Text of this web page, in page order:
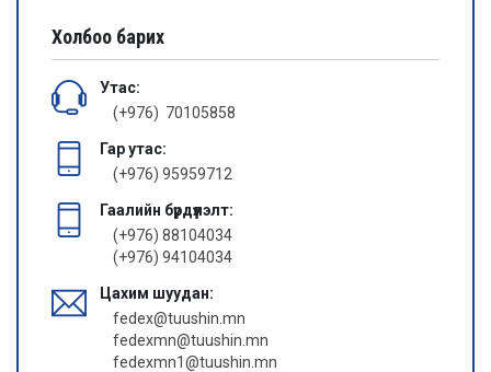
Холбоо барих
Утас:
(+976) 70105858
Гар утас:
(+976) 95959712
Гаалийн бүрдүүлэлт:
(+976) 88104034
(+976) 94104034
Цахим шуудан:
fedex@tuushin.mn
fedexmn@tuushin.mn
fedexmn1@tuushin.mn